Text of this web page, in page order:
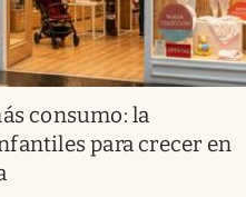
consumo: la
para crecer en